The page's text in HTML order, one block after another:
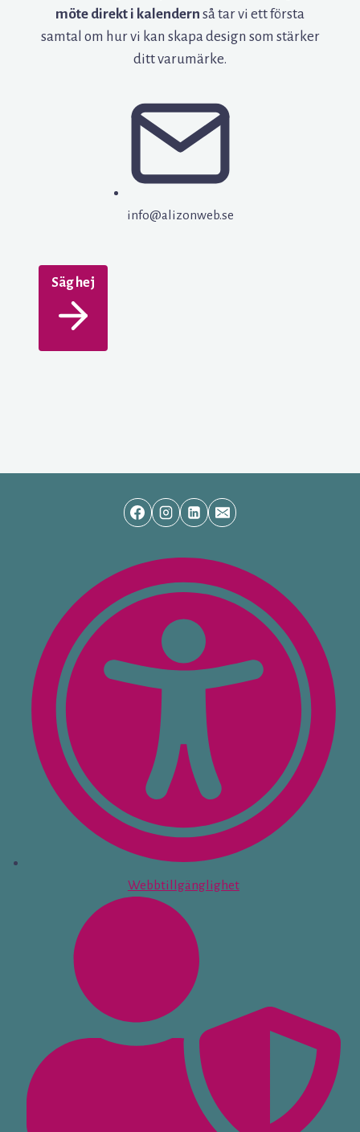
möte direkt i kalendern så tar vi ett första
samtal om hur vi kan skapa design som stärker
ditt varumärke.
info@alizonweb.se
Säg hej
Webbtillgänglighet